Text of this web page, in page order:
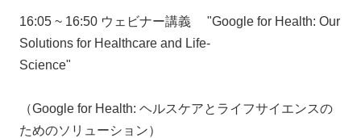
16:05 ~ 16:50 ウェビナー講義 "Google for Health: Our
Solutions for Healthcare and Life-
Science"
（Google for Health: ヘルスケアとライフサイエンスの
ためのソリューション）